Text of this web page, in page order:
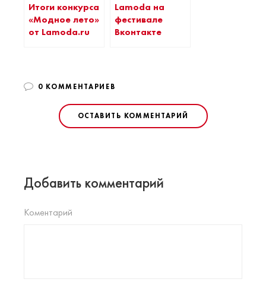
Итоги конкурса
«Модное лето»
от Lamoda.ru
Lamoda на
фестивале
Вконтакте
0 КОММЕНТАРИЕВ
ОСТАВИТЬ КОММЕНТАРИЙ
Добавить комментарий
Коментарий